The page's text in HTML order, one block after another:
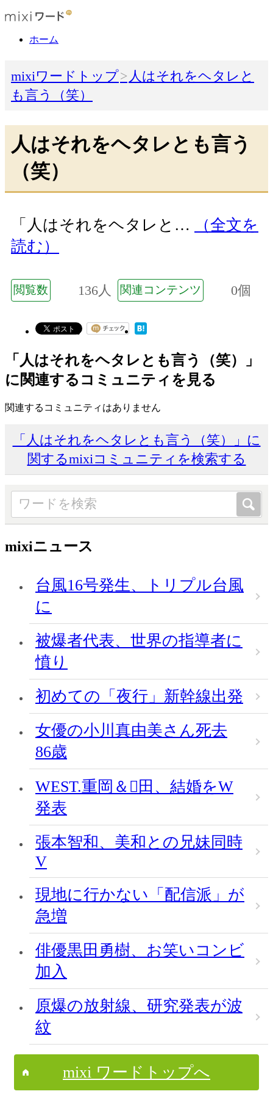
ホーム
mixiワードトップ
人はそれをヘタレと
も言う（笑）
人はそれをヘタレとも言う
（笑）
「人はそれをヘタレと…
（全文を
読む）
閲覧数 136人 関連コンテンツ 0個
「人はそれをヘタレとも言う（笑）」
に関連するコミュニティを見る
関連するコミュニティはありません
「人はそれをヘタレとも言う（笑）」に
関するmixiコミュニティを検索する
mixiニュース
台風16号発生、トリプル台風
に
被爆者代表、世界の指導者に
憤り
初めての「夜行」新幹線出発
女優の小川真由美さん死去
86歳
WEST.重岡＆田、結婚をW
発表
張本智和、美和との兄妹同時
V
現地に行かない「配信派」が
急増
俳優黒田勇樹、お笑いコンビ
加入
原爆の放射線、研究発表が波
紋
mixi ワードトップへ